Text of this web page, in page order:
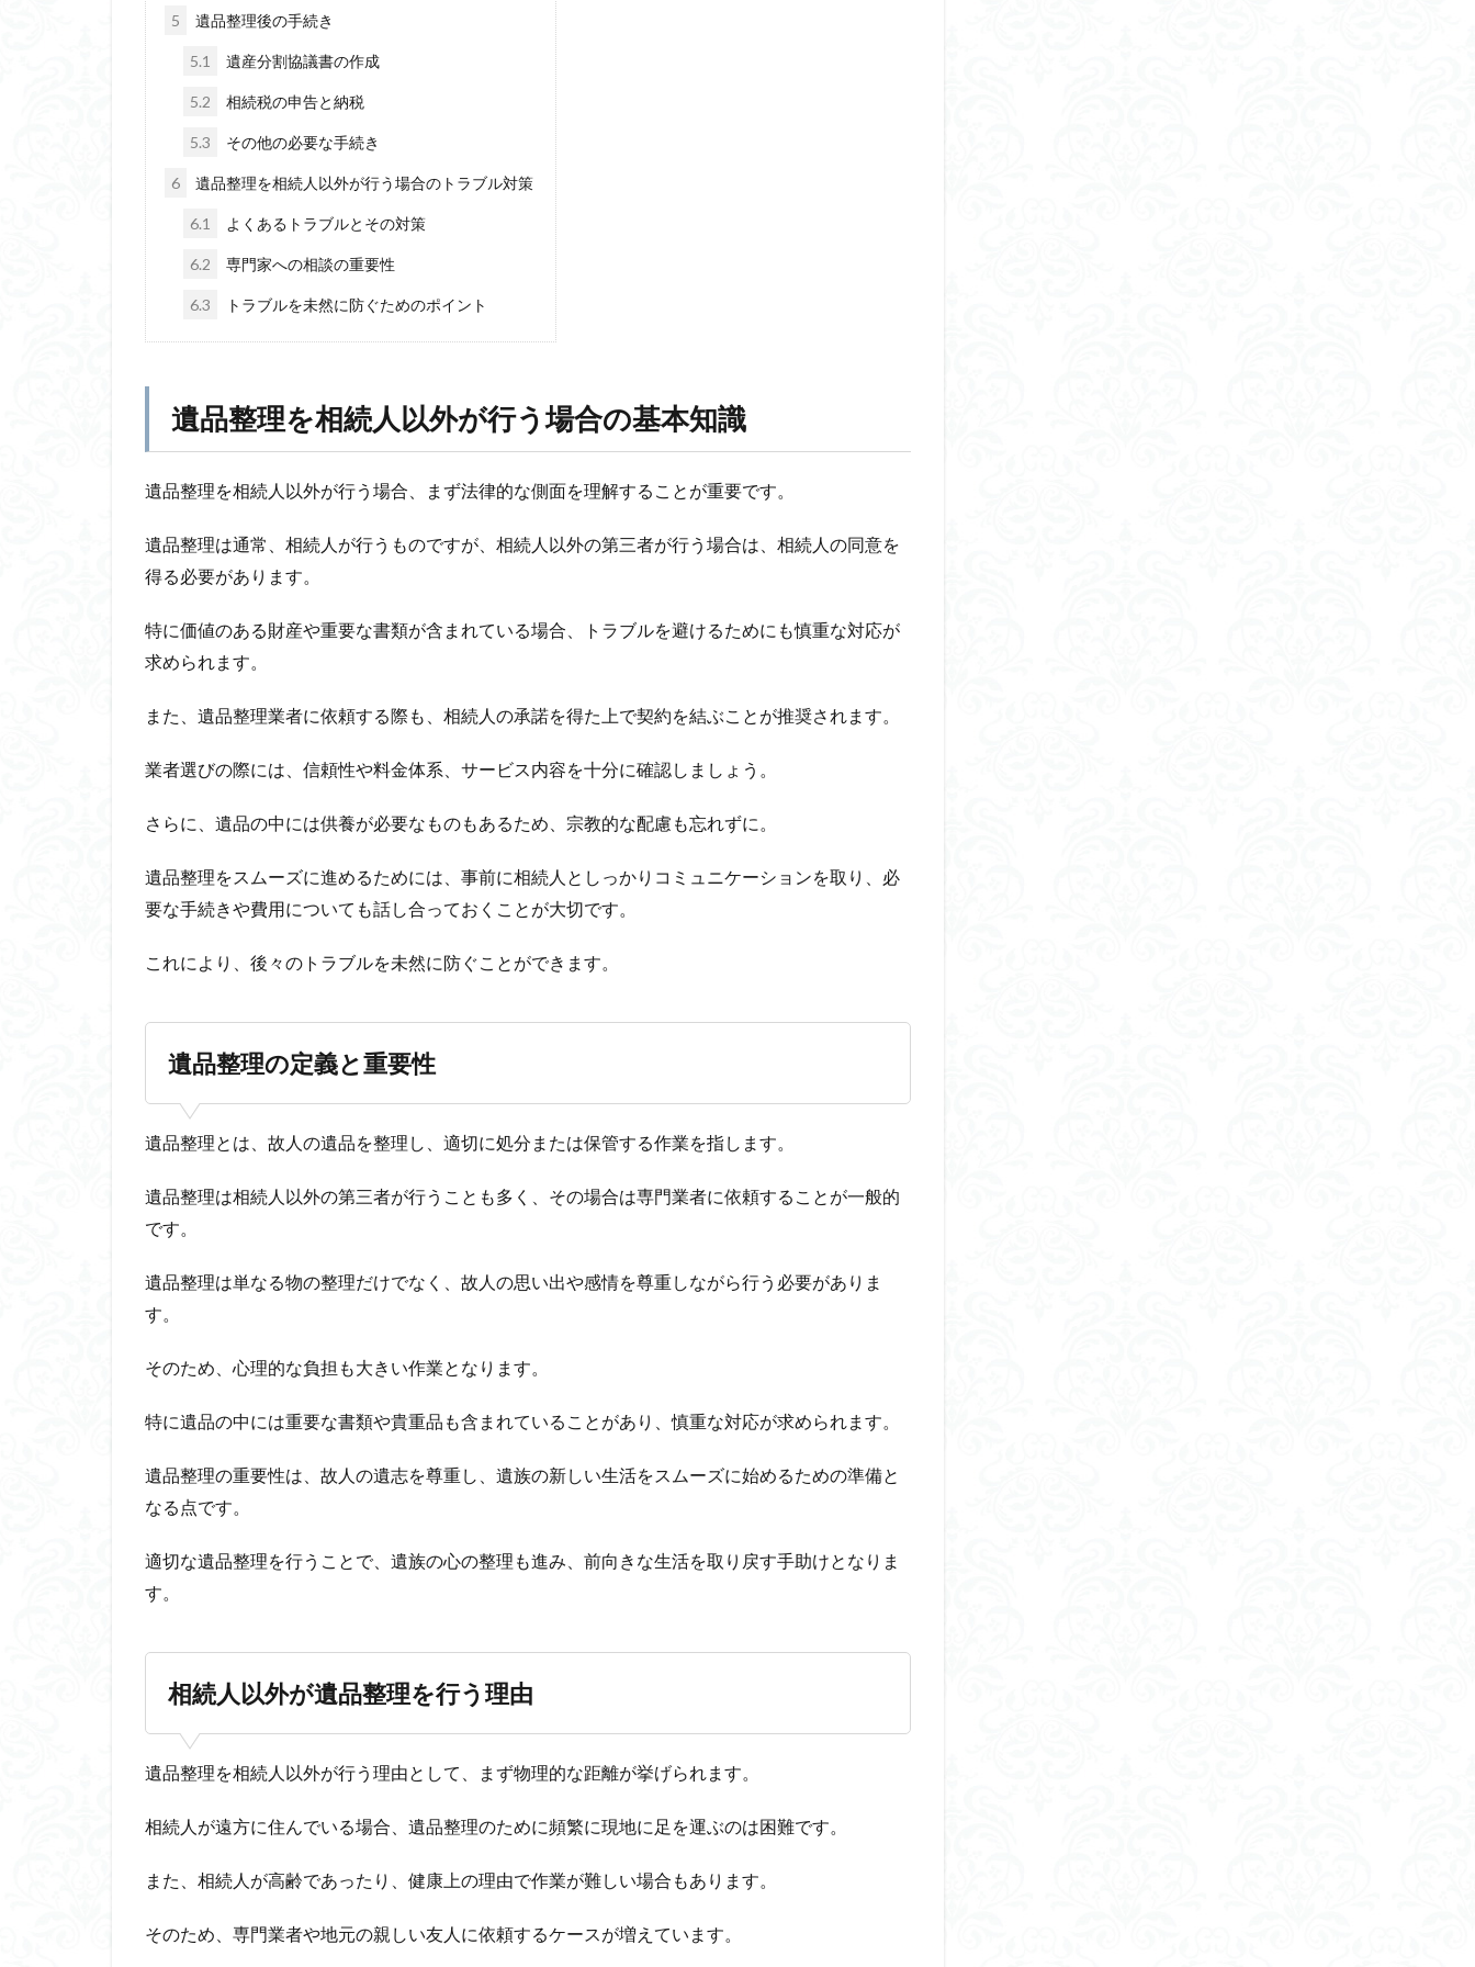
5 遺品整理後の手続き
5.1 遺産分割協議書の作成
5.2 相続税の申告と納税
5.3 その他の必要な手続き
6 遺品整理を相続人以外が行う場合のトラブル対策
6.1 よくあるトラブルとその対策
6.2 専門家への相談の重要性
6.3 トラブルを未然に防ぐためのポイント
遺品整理を相続人以外が行う場合の基本知識
遺品整理を相続人以外が行う場合、まず法律的な側面を理解することが重要です。
遺品整理は通常、相続人が行うものですが、相続人以外の第三者が行う場合は、相続人の同意を
得る必要があります。
特に価値のある財産や重要な書類が含まれている場合、トラブルを避けるためにも慎重な対応が
求められます。
また、遺品整理業者に依頼する際も、相続人の承諾を得た上で契約を結ぶことが推奨されます。
業者選びの際には、信頼性や料金体系、サービス内容を十分に確認しましょう。
さらに、遺品の中には供養が必要なものもあるため、宗教的な配慮も忘れずに。
遺品整理をスムーズに進めるためには、事前に相続人としっかりコミュニケーションを取り、必
要な手続きや費用についても話し合っておくことが大切です。
これにより、後々のトラブルを未然に防ぐことができます。
遺品整理の定義と重要性
遺品整理とは、故人の遺品を整理し、適切に処分または保管する作業を指します。
遺品整理は相続人以外の第三者が行うことも多く、その場合は専門業者に依頼することが一般的
です。
遺品整理は単なる物の整理だけでなく、故人の思い出や感情を尊重しながら行う必要がありま
す。
そのため、心理的な負担も大きい作業となります。
特に遺品の中には重要な書類や貴重品も含まれていることがあり、慎重な対応が求められます。
遺品整理の重要性は、故人の遺志を尊重し、遺族の新しい生活をスムーズに始めるための準備と
なる点です。
適切な遺品整理を行うことで、遺族の心の整理も進み、前向きな生活を取り戻す手助けとなりま
す。
相続人以外が遺品整理を行う理由
遺品整理を相続人以外が行う理由として、まず物理的な距離が挙げられます。
相続人が遠方に住んでいる場合、遺品整理のために頻繁に現地に足を運ぶのは困難です。
また、相続人が高齢であったり、健康上の理由で作業が難しい場合もあります。
そのため、専門業者や地元の親しい友人に依頼するケースが増えています。